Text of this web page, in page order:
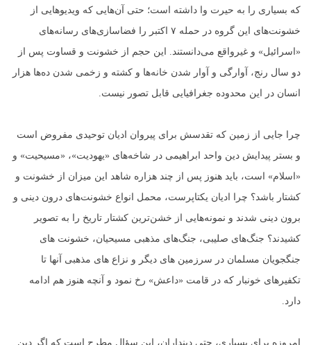
که بسیاری را به حیرت وا داشته است؛ حتی آن‌هایی که ویدیوهایی از
خشونت‌های این گروه در حمله ۷ اکتبر را فضاسازی‌های رسانه‌های
«اسرائیل» و غیرواقع می‌دانستند. این حجم از خشونت و قساوت پس از
دو سال رنج، آوارگی و آوار شدن خانه‌ها و کشته و زخمی شدن ده‌ها هزار
انسان در این محدوده جغرافیایی قابل تصور نیست.
چرا جایی از زمین که تقدسش برای پیروان ادیان توحیدی مفروض است
و بستر پیدایش دین واحد ابراهیمی در شاخه‌های «یهودیت»، «مسیحیت» و
«اسلام» است، باید هنوز پس از چند هزاره شاهد این میزان از خشونت و
کشتار باشد؟ چرا ادیان یکتاپرست، محمل انواع خشونت‌های درون دینی و
برون دینی شدند و نمونه‌هایی از خشن‌ترین کشتار تاریخ را به تصویر
کشیدند؟ جنگ‌های صلیبی، جنگ‌های مذهبی مسیحیان، خشونت های
جنگجویان مسلمان در سرزمین های دیگر و نزاع های مذهبی آنها تا
تکفیرهای خونبار که در قامت «داعش» رخ نمود و آنچه هنوز هم ادامه
دارد.
امروزه برای بسیاری، حتی دینداران، این سؤال مطرح است که اگر دین